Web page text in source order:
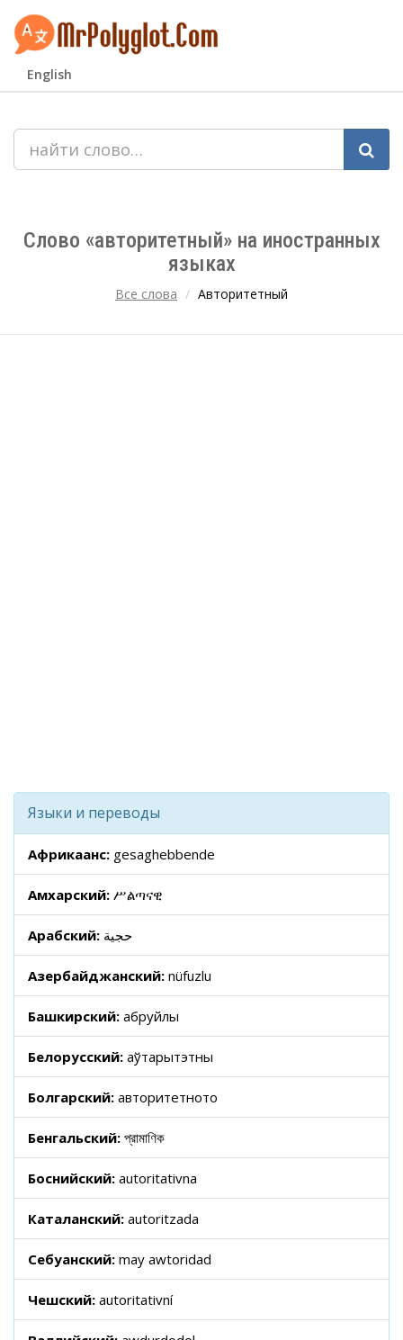
English
Слово «авторитетный» на иностранных
языках
Все слова Авторитетный
Языки и переводы
Африкаанс: gesaghebbende
Амхарский: ሥልጣናዊ
Арабский: حجية
Азербайджанский: nüfuzlu
Башкирский: абруйлы
Белорусский: аўтарытэтны
Болгарский: авторитетното
Бенгальский: প্রামাণিক
Боснийский: autoritativna
Каталанский: autoritzada
Себуанский: may awtoridad
Чешский: autoritativní